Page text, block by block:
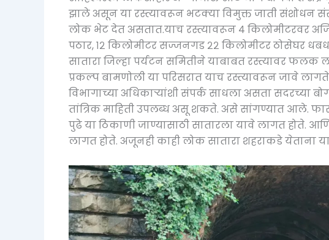
झाले असून या रस्त्यावरून भटक्या विमुक्त जाती संशोधन
लोक भेट देत असतात.याच रस्त्यावरून ४ किलोमीटरवर
पठार, १२ किलोमीटर सज्जनगड २२ किलोमीटर ठोसेघर
सातारा जिल्हा पर्यटन समितीने याबाबत रस्त्यावर फलक
प्रकल्प बामणोली या परिसरात याच रस्त्यावरून जावे
विभागाच्या अधिकाऱ्यांशी संपर्क साधला असता सदरच्या
तांत्रिक माहिती उपलब्ध असू शकते. असे सांगण्यात आले.
पुढे या ठिकाणी जाण्यासाठी सातारला यावे लागत होते.
लागत होते. अजूनही काही लोक सातारा शहराकडे येताना